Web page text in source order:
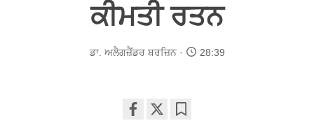
ਕੀਮਤੀ ਰਤਨ
ਡਾ. ਅਲੈਗਜ਼ੈਂਡਰ ਬਰਜ਼ਿਨ 28:39